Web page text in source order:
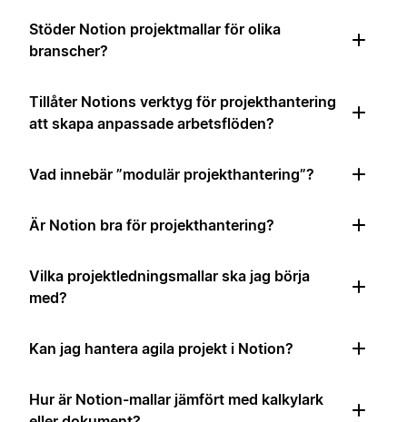
Stöder Notion projektmallar för olika
branscher?
Tillåter Notions verktyg för projekthantering
att skapa anpassade arbetsflöden?
Vad innebär ”modulär projekthantering”?
Är Notion bra för projekthantering?
Vilka projektledningsmallar ska jag börja
med?
Kan jag hantera agila projekt i Notion?
Hur är Notion-mallar jämfört med kalkylark